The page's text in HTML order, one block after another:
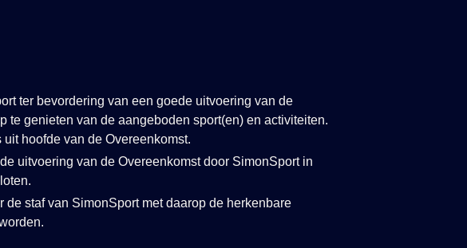
ter bevordering van een goede uitvoering van de
genieten van de aangeboden sport(en) en activiteiten.
hoofde van de Overeenkomst.
uitvoering van de Overeenkomst door SimonSport in
de staf van SimonSport met daarop de herkenbare